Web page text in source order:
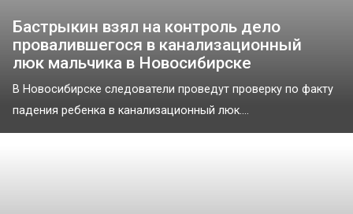
Бастрыкин взял на контроль дело
провалившегося в канализационный
люк мальчика в Новосибирске
В Новосибирске следователи проведут проверку по факту
падения ребенка в канализационный люк....